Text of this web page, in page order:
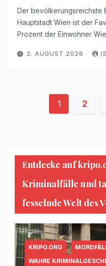
Der bevölkerungsreichste
Hauptstadt Wien ist der
Prozent der Einwohner
2. AUGUST 2026
1 2
Entdecke auf
Kriminalfälle und
fesselnde Welt des
KRIPO.ORG
WAHRE